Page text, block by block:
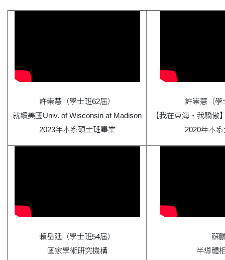
許崇慧（學士班62屆）
就讀美國Univ. of Wisconsin at Madison
2023年本系碩士班畢業
許崇慧（學
【我在東海・我驕傲
2020年本
賴岳廷（學士班54屆）
國家學術研究機構
蘇
半導體